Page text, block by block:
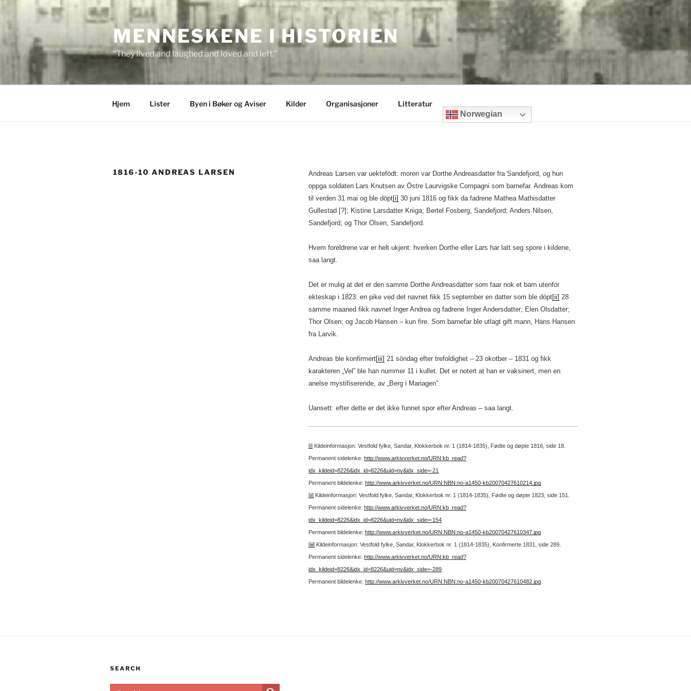
content
MENNESKENE I HISTORIEN
“They lived and laughed and loved and left.”
Hjem Lister Byen i Bøker og Aviser Kilder Organisasjoner
Litteratur
Norwegian
1816-10 ANDREAS LARSEN
Andreas Larsen var uektefödt: moren var Dorthe Andreasdatter fra Sandefjord, og hun
oppga soldaten Lars Knutsen av Östre Laurvigske Compagni som barnefar. Andreas kom
til verden 31 mai og ble döpt[i] 30 juni 1816 og fikk da fadrene Mathea Mathisdatter
Gullestad [?]; Kistine Larsdatter Kriiga; Bertel Fosberg, Sandefjord; Anders Nilsen,
Sandefjord; og Thor Olsen, Sandefjord.
Hvem foreldrene var er helt ukjent: hverken Dorthe eller Lars har latt seg spore i kildene,
saa langt.
Det er mulig at det er den samme Dorthe Andreasdatter som faar nok et barn utenfor
ekteskap i 1823: en pike ved det navnet fikk 15 september en datter som ble döpt[ii] 28
samme maaned fikk navnet Inger Andrea og fadrene Inger Andersdatter; Elen Olsdatter;
Thor Olsen; og Jacob Hansen – kun fire. Som barnefar ble utlagt gift mann, Hans Hansen
fra Larvik.
Andreas ble konfirmert[iii] 21 söndag efter trefoldighet – 23 okotber – 1831 og fikk
karakteren „Vel” ble han nummer 11 i kullet. Det er notert at han er vaksinert, men en
anelse mystifiserende, av „Berg i Mariagen”.
Uansett: efter dette er det ikke funnet spor efter Andreas – saa langt.
[i]Kildeinformasjon: Vestfold fylke, Sandar, Klokkerbok nr. 1 (1814-1835), Fødte og døpte 1816, side 18.
Permanent sidelenke: http://www.arkivverket.no/URN:kb_read?
idx_kildeid=8226&idx_id=8226&uid=ny&idx_side=-21
Permanent bildelenke: http://www.arkivverket.no/URN:NBN:no-a1450-kb20070427610214.jpg
[ii]Kildeinformasjon: Vestfold fylke, Sandar, Klokkerbok nr. 1 (1814-1835), Fødte og døpte 1823, side 151.
Permanent sidelenke: http://www.arkivverket.no/URN:kb_read?
idx_kildeid=8226&idx_id=8226&uid=ny&idx_side=-154
Permanent bildelenke: http://www.arkivverket.no/URN:NBN:no-a1450-kb20070427610347.jpg
[iii]Kildeinformasjon: Vestfold fylke, Sandar, Klokkerbok nr. 1 (1814-1835), Konfirmerte 1831, side 289.
Permanent sidelenke: http://www.arkivverket.no/URN:kb_read?
idx_kildeid=8226&idx_id=8226&uid=ny&idx_side=-289
Permanent bildelenke: http://www.arkivverket.no/URN:NBN:no-a1450-kb20070427610482.jpg
SEARCH